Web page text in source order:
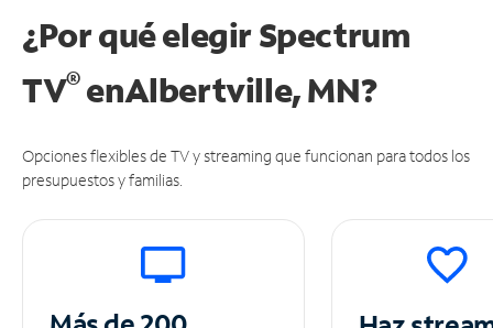
¿Por qué elegir Spectrum
TV®enAlbertville, MN?
Opciones flexibles de TV y streaming que funcionan para todos los
presupuestos y familias.